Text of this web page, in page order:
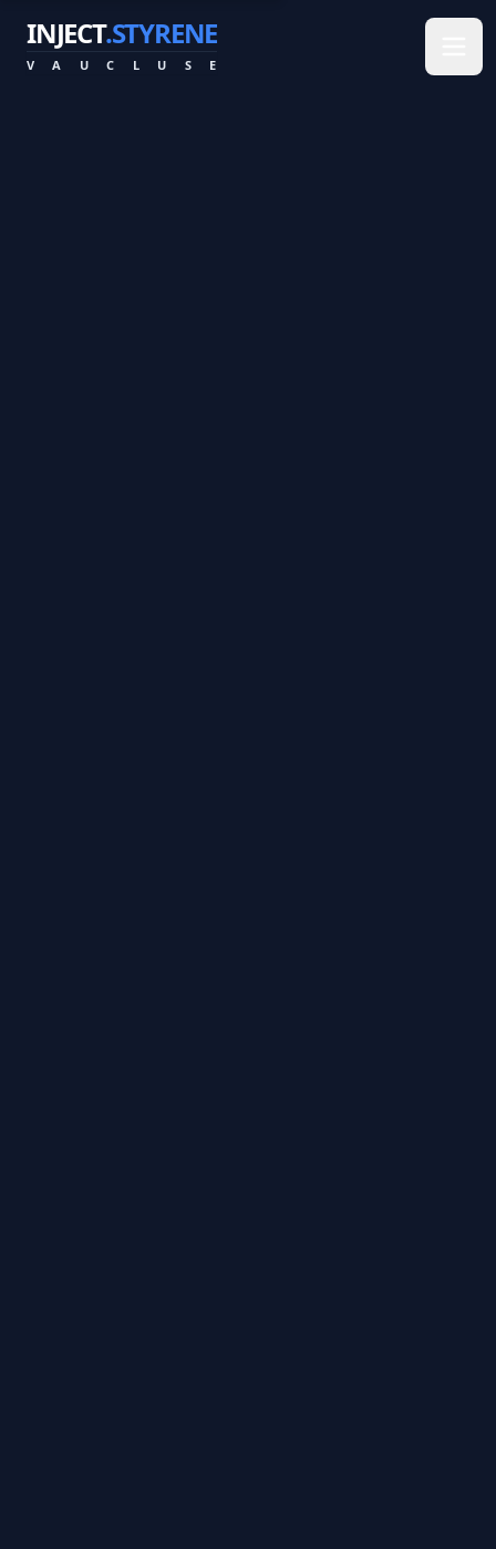
INJECT.STYRENE
V A U C L U S E